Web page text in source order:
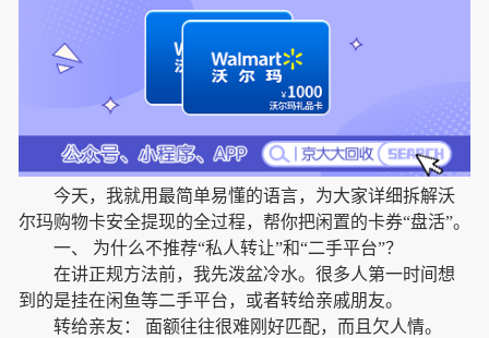
今天，我就用最简单易懂的语言，为大家详细拆解沃
尔玛购物卡安全提现的全过程，帮你把闲置的卡券“盘活”。
一、 为什么不推荐“私人转让”和“二手平台”？
在讲正规方法前，我先泼盆冷水。很多人第一时间想
到的是挂在闲鱼等二手平台，或者转给亲戚朋友。
转给亲友： 面额往往很难刚好匹配，而且欠人情。